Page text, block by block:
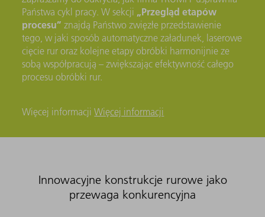
Państwa cykl pracy. W sekcji „Przegląd etapów
procesu” znajdą Państwo zwięzłe przedstawienie
tego, w jaki sposób automatyczne załadunek, laserowe
cięcie rur oraz kolejne etapy obróbki harmonijnie ze
sobą współpracują – zwiększając efektywność całego
procesu obróbki rur.
Więcej informacjiWięcej informacji
Innowacyjne konstrukcje rurowe jako
przewaga konkurencyjna